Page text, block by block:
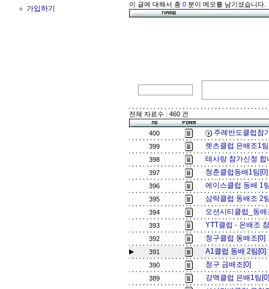
가입하기
이 글에 대해서 총 0 분이 메모를 남기셨습니다.
전체 자료수 : 460 건
400 주례반도클럽참
399 렛츠클럽 은배조1
398 테사랑 참가신청
397 청춘클럽동배1팀
396 에이스클럽 동배 1
395 삼락클럽 동배조 2
394 오션시티클럽_동
393 YTT클럽 - 은배조
392 청구클럽 동배조[0]
▶ 391 A1클럽 동배 2팀[0]
390 청구 금배조[0]
389 강맥클럽 은배1팀